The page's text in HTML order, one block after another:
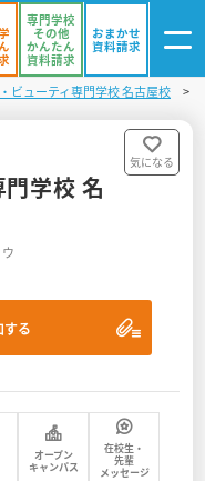
資料リスト
専門学校
その他
かんたん
資料請求
おまかせ
資料請求
ビューティ専門学校 名古屋校
学校 名
する
気になる
オープン
キャンパス
在校生・
先輩
メッセージ